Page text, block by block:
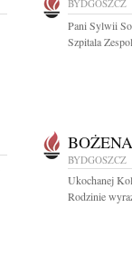
BYDGOSZCZ
Pani Sylwii
Szpitala
BYDGOSZCZ
Ukochanej
Rodzinie